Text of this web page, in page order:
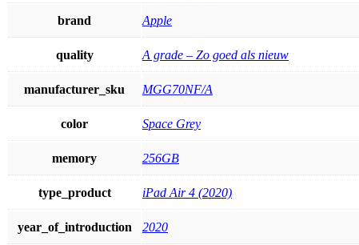
brand Apple
quality A grade – Zo goed als nieuw
manufacturer_sku MGG70NF/A
color Space Grey
memory 256GB
type_product iPad Air 4 (2020)
year_of_introduction 2020